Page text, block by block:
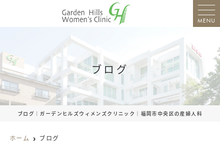
MENU
ブログ
ブログ｜ガーデンヒルズウィメンズクリニック｜福岡市中央区の産婦人科
ホーム ブログ